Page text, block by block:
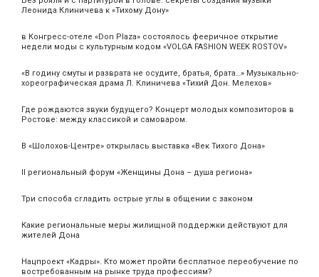
Леонида Клиничева к «Тихому Дону»
в Конгресс-отеле «Don Plaza» состоялось фееричное открытие
недели моды с культурным кодом «VOLGA FASHION WEEK ROSTOV»
«В годину смуты и разврата не осудите, братья, брата…» Музыкально-
хореографическая драма Л. Клиничева «Тихий Дон. Мелехов»
Где рождаются звуки будущего? Концерт молодых композиторов в
Ростове: между классикой и самоваром.
В «Шолохов-Центре» открылась выставка «Век Тихого Дона»
II региональный форум «Женщины Дона – душа региона»
Три способа сгладить острые углы в общении с законом
Какие региональные меры жилищной поддержки действуют для
жителей Дона
Нацпроект «Кадры». Кто может пройти бесплатное переобучение по
востребованным на рынке труда профессиям?